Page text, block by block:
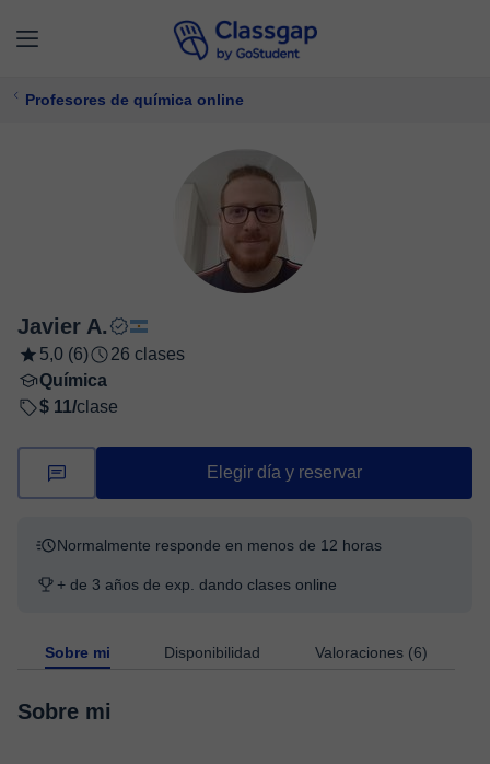
Profesores de química online
Javier A.
5,0 (6)
26 clases
Química
$ 11/clase
Elegir día y reservar
Normalmente responde en menos de 12 horas
+ de 3 años de exp. dando clases online
Sobre mi Disponibilidad Valoraciones (6)
Sobre mi